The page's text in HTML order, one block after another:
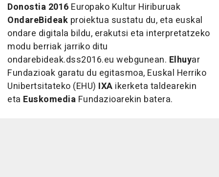
Donostia 2016 Europako Kultur Hiriburuak
OndareBideak proiektua sustatu du, eta euskal
ondare digitala bildu, erakutsi eta interpretatzeko
modu berriak jarriko ditu
ondarebideak.dss2016.eu webgunean. Elhuyar
Fundazioak garatu du egitasmoa, Euskal Herriko
Unibertsitateko (EHU) IXA ikerketa taldearekin
eta Euskomedia Fundazioarekin batera.